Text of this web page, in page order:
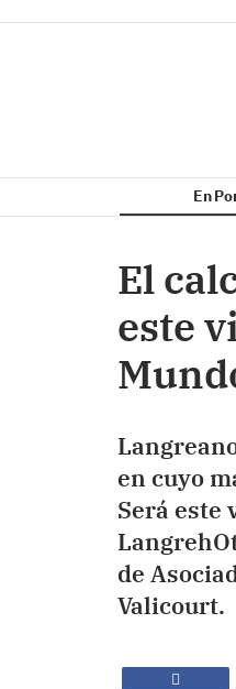
En
El
este
en cuyo
Será este
de
Valicourt.